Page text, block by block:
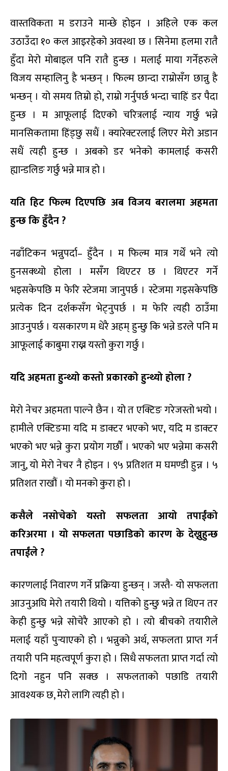
वास्तविकता म डराउने मान्छे होइन । अहिले एक कल
उठाउँदा १० कल आइरहेको अवस्था छ । सिनेमा हलमा रातै
हुँदा मेरो मोबाइल पनि रातै हुन्छ । मलाई माया गर्नेहरुले
विजय सम्हालिनु है भन्छन् । फिल्म छान्दा राम्रोसँग छान्नु है
भन्छन् । यो समय तिम्रो हो, राम्रो गर्नुपर्छ भन्दा चाहिं डर पैदा
हुन्छ । म आफूलाई दिएको चरित्रलाई न्याय गर्छु भन्ने
मानसिकतामा हिंड्छु सधैं । क्यारेक्टरलाई लिएर मेरो अडान
सधैं त्यही हुन्छ । अबको डर भनेको कामलाई कसरी
ह्यान्डलिङ गर्छु भन्ने मात्र हो ।
यति हिट फिल्म दिएपछि अब विजय बरालमा अहमता
हुन्छ कि हुँदैन ?
नढाँटिकन भन्नुपर्दा– हुँदैन । म फिल्म मात्र गर्थें भने त्यो
हुनसक्थ्यो होला । मसँग थिएटर छ । थिएटर गर्ने
भइसकेपछि म फेरि स्टेजमा जानुपर्छ । स्टेजमा गइसकेपछि
प्रत्येक दिन दर्शकसँग भेट्नुपर्छ । म फेरि त्यही ठाउँमा
आउनुपर्छ । यसकारण म धेरै अहम् हुन्छु कि भन्ने डरले पनि म
आफूलाई काबुमा राख्न यस्तो कुरा गर्छु ।
यदि अहमता हुन्थ्यो कस्तो प्रकारको हुन्थ्योहोला?
मेरो नेचर अहमता पाल्ने छैन । यो त एक्टिङ गरेजस्तो भयो ।
हामीले एक्टिङमा यदि म डाक्टर भएको भए, यदि म डाक्टर
भएको भए भन्ने कुरा प्रयोग गर्छौं । भएको भए भन्नेमा कसरी
जानु, यो मेरो नेचर नै होइन । ९५ प्रतिशत म घमण्डी हुन्न । ५
प्रतिशत राखौं । यो मनको कुरा हो ।
कसैले नसोचेको यस्तो सफलता आयो तपाईंको
करिअरमा । यो सफलता पछाडिको कारण के देख्नुहुन्छ
तपाईंले ?
कारणलाई निवारण गर्ने प्रक्रिया हुन्छन् । जस्तै- यो सफलता
आउनुअघि मेरो तयारी थियो । यत्तिको हुन्छु भन्ने त थिएन तर
केही हुन्छु भन्ने सोचेरै आएको हो । त्यो बीचको तयारीले
मलाई यहाँ पुर्‍याएको हो । भन्नुको अर्थ, सफलता प्राप्त गर्न
तयारी पनि महत्वपूर्ण कुरा हो । सिधै सफलता प्राप्त गर्दा त्यो
दिगो नहुन पनि सक्छ । सफलताको पछाडि तयारी
आवश्यक छ, मेरो लागि त्यही हो ।